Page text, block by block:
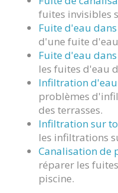
fuites invisibles
Fuite d'eau
d'une fuite
Fuite d'eau
les fuites d'eau
Infiltration
problèmes
des terrasses.
Infiltration sur
les infiltrations
Canalisation de
réparer les
piscine.